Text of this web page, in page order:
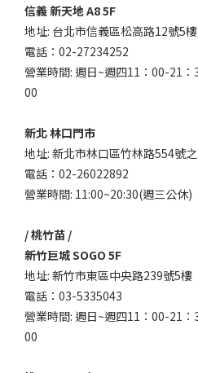
信義 新天地 A8 5F
地址: 台北市信義區松高路12號5樓
電話：02-27234252
營業時間: 週日~週四11：00-21
00
新北 林口門市
地址: 新北市林口區竹林路554號
電話：02-26022892
營業時間: 11:00~20:30(週三公休)
/ 桃竹苗 /
新竹巨城 SOGO 5F
地址: 新竹市東區中央路239號5樓
電話：03-5335043
營業時間: 週日~週四11：00-21：
00